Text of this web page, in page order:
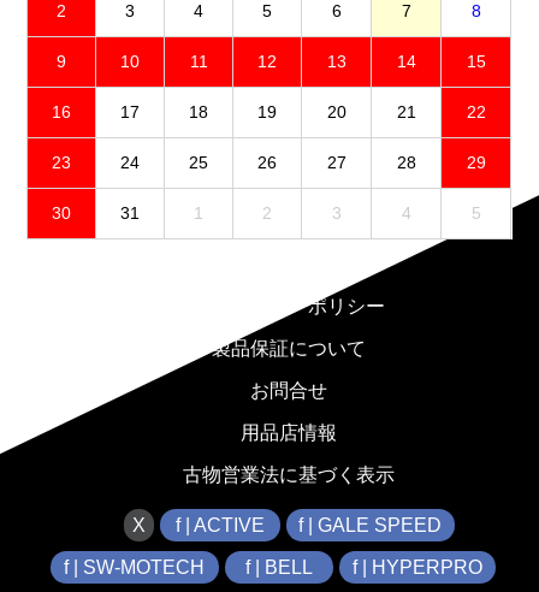
2 3 4 5 6 7 8
9 10 11 12 13 14 15
16 17 18 19 20 21 22
23 24 25 26 27 28 29
30 31 1 2 3 4 5
プライバシーポリシー
製品保証について
お問合せ
用品店情報
古物営業法に基づく表示
X f | ACTIVE f | GALE SPEED
f | SW-MOTECH f | BELL f | HYPERPRO